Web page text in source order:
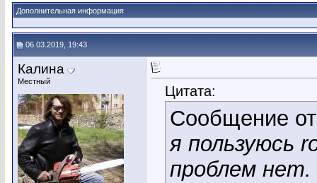
Дополнительная информация
06.03.2019, 19:43
Калина
Местный
Цитата:
Сообщение
я пользуюсь
проблем нет.